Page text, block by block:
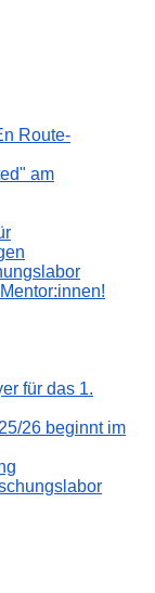
Route-
am
für das 1.
26 beginnt im